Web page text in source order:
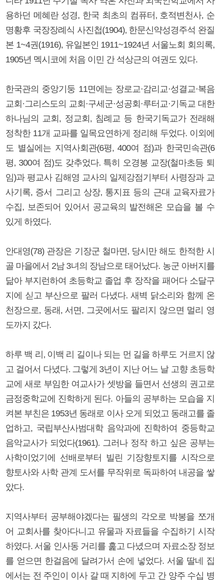
용하던 메혜란 성경, 한국 최초의 컴퓨터, 호적변천사, 순
명황후 국장장례식 사진첩(1904), 한문신약성경주석 완질
본 1~4권(1916), 유일본인 1911~1924년 서울노회 회의록,
1905년 멕시코에 처음 이민 간 석상근의 여권도 있다.
한국관의 중앙기둥 11면에는 장로교·감리교·성결교·복음
교회·그리스도의 교회·구세군·성공회·루터교·기독교 대한
하나님의 교회, 정교회, 침례교 등 한국기독교가 전래해
정착한 11개 교파를 일목요연하게 정리해 두었다. 이외에
도 별실에는 지역사회관(6평, 400여 점)과 한국민속관(6
평, 300여 점)도 갖추었다. 특히 오경봉 교장(철마초등 퇴
임)과 평교사 김해영 교사의 일제강점기부터 사령장과 교
사기록, 증서 그리고 상장, 통지표 등의 근대 교육자료가
수집, 보존되어 있어서 공교육의 발전해온 모습을 볼 수
있게 하였다.
안대영(78) 관장은 기장군 철마면, 당시만 해도 한적한 시
골 마을에서 2남 3녀의 장남으로 태어났다. 농군 아버지를
닮아 부지런하여 초등학교 졸업 후 장작을 패어다 소달구
지에 싣고 부산으로 팔러 다녔다. 새벽 닭소리와 함께 온
천장으로, 동래, 서면, 그곳에서도 팔리지 않으면 멀리 영
도까지 갔다.
하루 백 리, 이백 리 길이나 되는 먼 길을 하루도 거르지 않
고 걸어서 다녔다. 그렇게 3년이 지난 어느 날 고향 초등학
교에 새로 부임한 여교사가 셋방을 들면서 선생의 권고로
금정중학교에 진학하게 된다. 아들의 공부하는 모습을 지
켜본 부친은 1953년 동래로 이사 오게 되었고 동래고를 졸
업하고, 국립부산사범대학 음악과에 진학하여 중등학교
음악교사가 되었다(1961). 그러나 정작 하고 싶은 공부는
사학이었기에 선배로부터 빌린 기장향토지를 시작으로
향토사와 사학 관계 도서를 무작위로 독파하여 내공을 쌓
았다.
지역사부터 공부해야겠다는 필생의 각오로 박봉을 쪼개
어 교회사를 찾아다니고 유물과 자료들을 수집하기 시작
하였다. 서울 인사동 거리를 훑고 다녔으며 자료소장 정보
를 얻으면 한걸음에 달려가서 손에 넣었다. 서울 딸네 집
에서는 전 주인이 이사 갈 때 지하에 두고 간 양주 수십 병